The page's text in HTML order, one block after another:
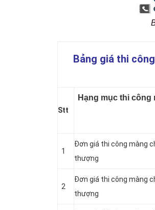
Bảng giá thi
Stt
Hạng mục thi công
1
Đơn giá thi công màng
thượng
2
Đơn giá thi công màng
thượng